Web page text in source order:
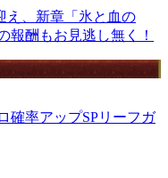
え、新章「氷と血の
報酬もお見逃し無く！
確率アップSPリーフガ